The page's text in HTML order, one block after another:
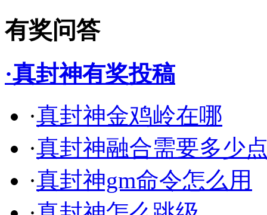
有奖问答
·真封神有奖投稿
·真封神金鸡岭在哪
·真封神融合需要多少
·真封神gm命令怎么用